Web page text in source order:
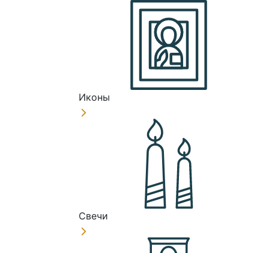
Иконы
Свечи